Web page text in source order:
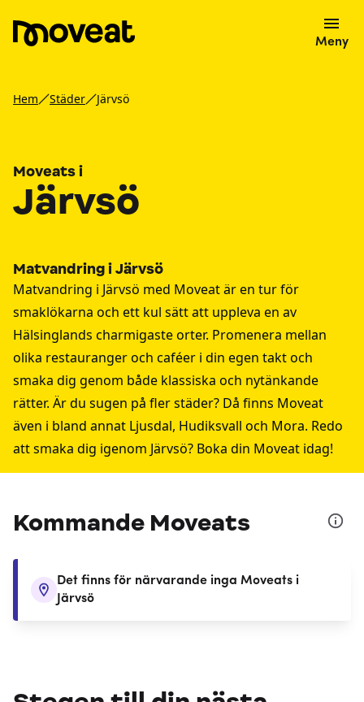
Meny
Hem Städer Järvsö
Moveats i
Järvsö
Matvandring i Järvsö
Matvandring i Järvsö med Moveat är en tur för
smaklökarna och ett kul sätt att uppleva en av
Hälsinglands charmigaste orter. Promenera mellan
olika restauranger och caféer i din egen takt och
smaka dig genom både klassiska och nytänkande
rätter. Är du sugen på fler städer? Då finns Moveat
även i bland annat Ljusdal, Hudiksvall och Mora. Redo
att smaka dig igenom Järvsö? Boka din Moveat idag!
Kommande Moveats
Det finns för närvarande inga Moveats i
Järvsö